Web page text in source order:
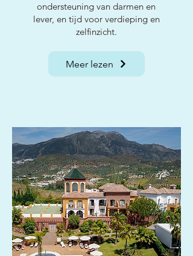
ondersteuning van darmen en
lever, en tijd voor verdieping en
zelfinzicht.
Meer lezen